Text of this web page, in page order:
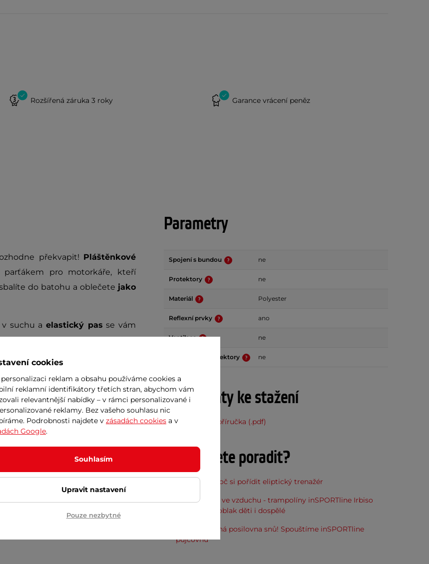
Rozšířená záruka 3 roky Garance vrácení peněz
překvapit! Pláštěnkové
parťákem pro motorkáře, kteří
do batohu a oblečete jako
suchu a elastický pas se vám
díky možnostinastavení šířky
míru. Navíc jsou na koncích
viditelní i za zhoršených
na tom, jestli projíždíte
moto kalhoty W-TEC
před deštěm i pohodlí.
W-TEC Nowet.
Parametry
Spojení s bundou ne
Protektory ne
Materiál Polyester
Reflexní prvky ano
Ventilace ne
Vyjímatelné protektory ne
Dokumenty ke stažení
Uživatelská příručka (.pdf)
Potřebujete poradit?
7 důvodů, proč si pořídit eliptický trenažér
Nová sezóna ve vzduchu - trampolíny inSPORTline Irbiso
vynesou do oblak děti i dospělé
Vaše dostupná posilovna snů! Spouštíme inSPORTline
půjčovnu
cookies
reklam a obsahu používáme cookies a
reklamní identifikátory třetích stran, abychom vám
relevantnější nabídky – v rámci personalizované i
reklamy. Bez vašeho souhlasu nic
Podrobnosti najdete v zásadách cookies a v
Google.
Souhlasím
Upravit nastavení
Pouze nezbytné